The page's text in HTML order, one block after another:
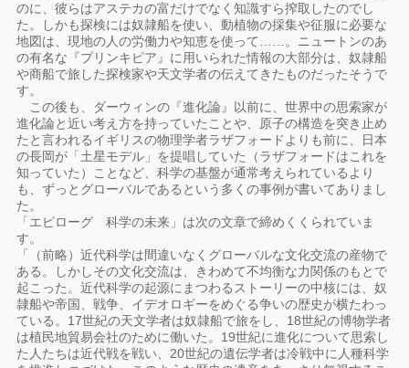
のに、彼らはアステカの富だけでなく知識すら搾取したのでし
た。しかも探検には奴隷船を使い、動植物の採集や征服に必要な
地図は、現地の人の労働力や知恵を使って……。ニュートンのあ
の有名な『プリンキピア』に用いられた情報の大部分は、奴隷船
や商船で旅した探検家や天文学者の伝えてきたものだったそうで
す。
この後も、ダーウィンの『進化論』以前に、世界中の思索家が
進化論と近い考え方を持っていたことや、原子の構造を突き止め
たと言われるイギリスの物理学者ラザフォードよりも前に、日本
の長岡が「土星モデル」を提唱していた（ラザフォードはこれを
知っていた）ことなど、科学の基盤が通常考えられているより
も、ずっとグローバルであるという多くの事例が書いてありまし
た。
「エピローグ 科学の未来」は次の文章で締めくくられていま
す。
「（前略）近代科学は間違いなくグローバルな文化交流の産物で
ある。しかしその文化交流は、きわめて不均衡な力関係のもとで
起こった。近代科学の起源にまつわるストーリーの中核には、奴
隷船や帝国、戦争、イデオロギーをめぐる争いの歴史が横たわっ
ている。17世紀の天文学者は奴隷船で旅をし、18世紀の博物学者
は植民地貿易会社のために働いた。19世紀に進化について思索し
た人たちは近代戦を戦い、20世紀の遺伝学者は冷戦中に人種科学